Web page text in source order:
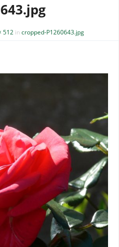
512 in cropped-P1260643.jpg